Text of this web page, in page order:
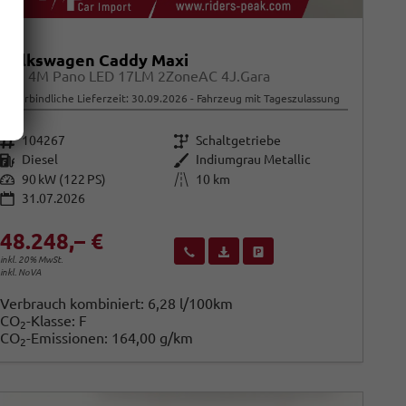
Volkswagen Caddy Maxi
Life 4M Pano LED 17LM 2ZoneAC 4J.Gara
unverbindliche Lieferzeit: 30.09.2026 Fahrzeug mit Tageszulassung
Fahrzeugnr.104267 Getriebe Schaltgetriebe
Kraftstoff Diesel Außenfarbe Indiumgrau Metallic
Leistung 90 kW (122 PS) Kilometerstand
10 km
31.07.2026
48.248,– €
inkl. 20% MwSt.
inkl. NoVA
Wir rufen Sie anFahrzeugexposé (PDF)
Fahrzeug parken
Verbrauch kombiniert: 6,28 l/100km
CO2-Klasse: F
CO2-Emissionen: 164,00 g/km